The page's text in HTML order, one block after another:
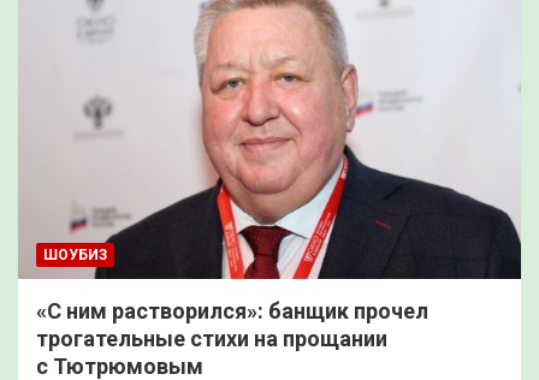
ШОУБИЗ
«С ним растворился»: банщик прочел
трогательные стихи на прощании
с Тютрюмовым